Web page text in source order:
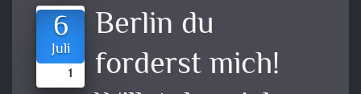
6
Juli
1
Berlin du
forderst mich!